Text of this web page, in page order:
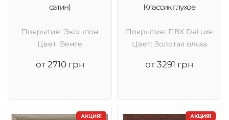
сатин)
Покрытие: Экошпон
Цвет: Венге
от 2710 грн
Классик глухое
Покрытие: ПВХ DeLuxe
Цвет: Золотая ольха
от 3291 грн
АКЦИЯ! АКЦИЯ!